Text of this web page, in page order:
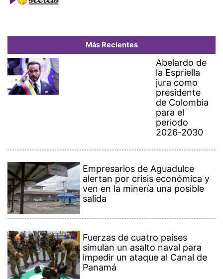
Más Recientes
Abelardo de
la Espriella
jura como
presidente
de Colombia
para el
periodo
2026-2030
Empresarios de Aguadulce
alertan por crisis económica y
ven en la minería una posible
salida
Fuerzas de cuatro países
simulan un asalto naval para
impedir un ataque al Canal de
Panamá